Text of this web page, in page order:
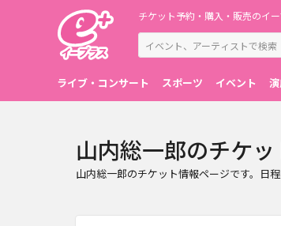
チケット予約・購入・販売のイー
ライブ・コンサート スポーツ イベント
山内総一郎のチケ
山内総一郎のチケット情報ページです。日